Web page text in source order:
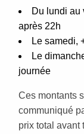
Du lundi au
après 22h
Le samedi,
Le
journée
Ces montants
communiqué
prix total avant